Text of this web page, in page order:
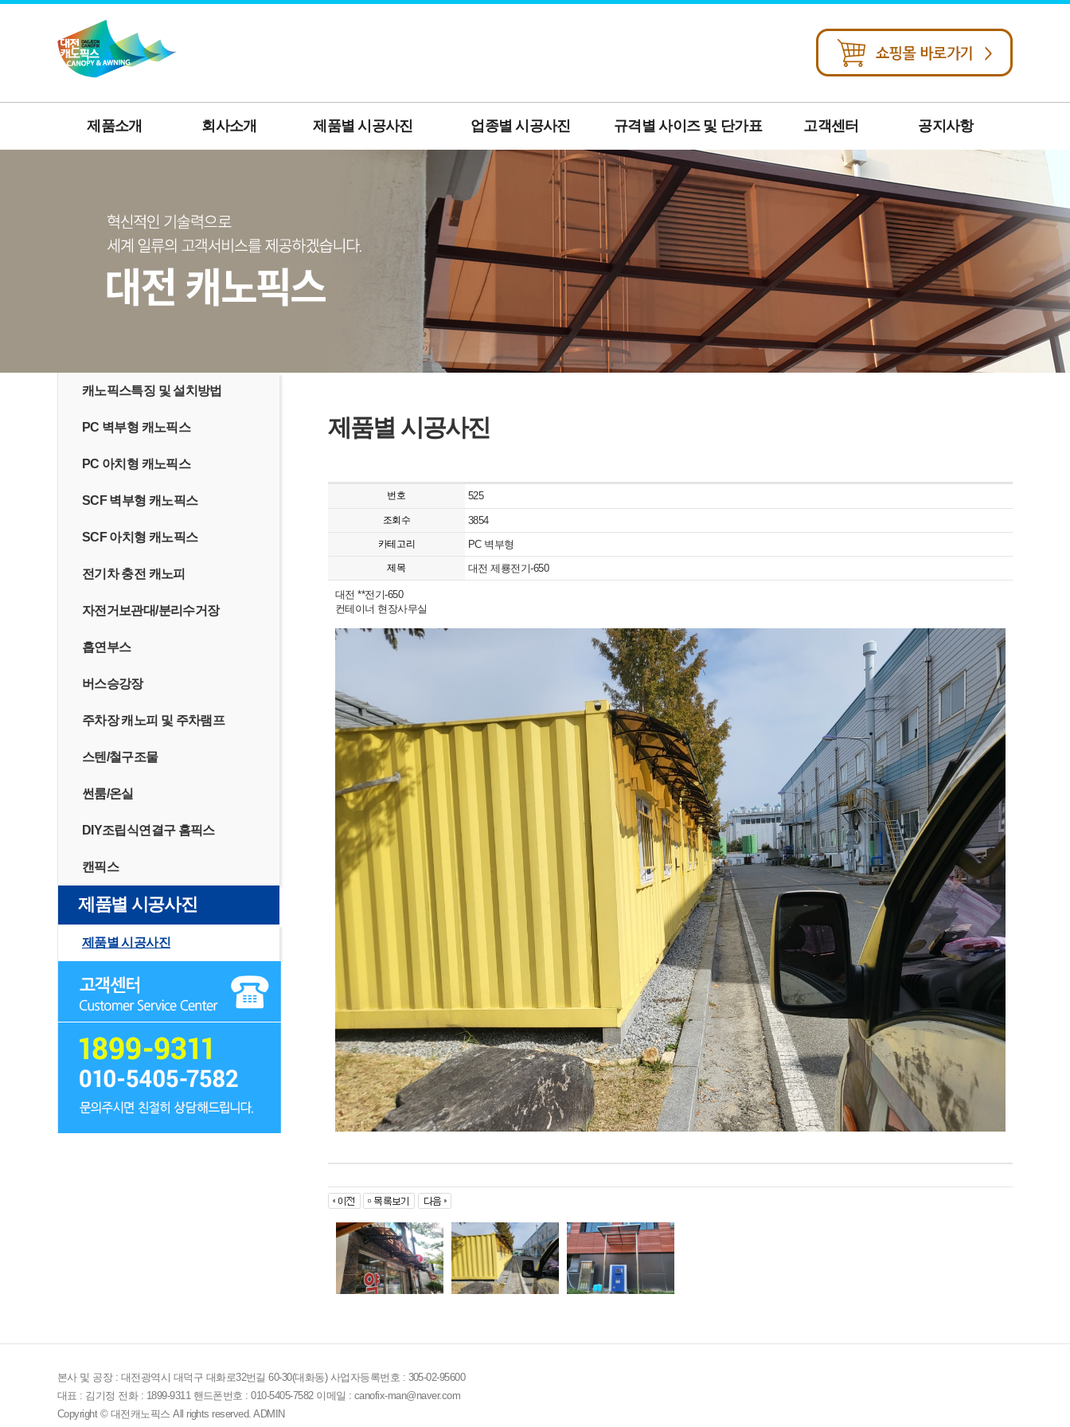
제품소개 회사소개 제품별 시공사진 업종별 시공사진 규격별 사이즈 및 단가표 고객센터 공지사항
캐노픽스특징 및 설치방법
PC 벽부형 캐노픽스
PC 아치형 캐노픽스
SCF 벽부형 캐노픽스
SCF 아치형 캐노픽스
전기차 충전 캐노피
자전거보관대/분리수거장
흡연부스
버스승강장
주차장 캐노피 및 주차램프
스텐/철구조물
썬룸/온실
DIY조립식연결구 홈픽스
캔픽스
제품별 시공사진
제품별 시공사진
제품별 시공사진
번호 525
조회수 3854
카테고리 PC 벽부형
제목 대전 제룡전기-650
대전 **전기-650
컨테이너 현장사무실
본사 및 공장 : 대전광역시 대덕구 대화로32번길 60-30(대화동) 사업자등록번호 : 305-02-95600
대표 : 김기정 전화 : 1899-9311 핸드폰번호 : 010-5405-7582 이메일 : canofix-man@naver.com
Copyright © 대전캐노픽스 All rights reserved.ADMIN